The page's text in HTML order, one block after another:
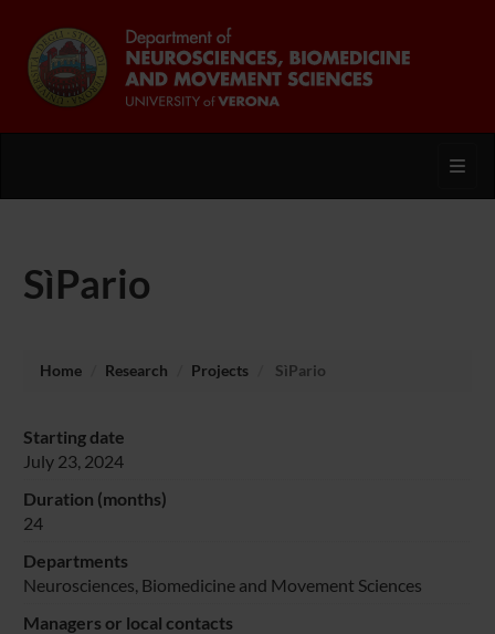
SìPario
Home Research Projects SìPario
Starting date
July 23, 2024
Duration (months)
24
Departments
Neurosciences, Biomedicine and Movement Sciences
Managers or local contacts